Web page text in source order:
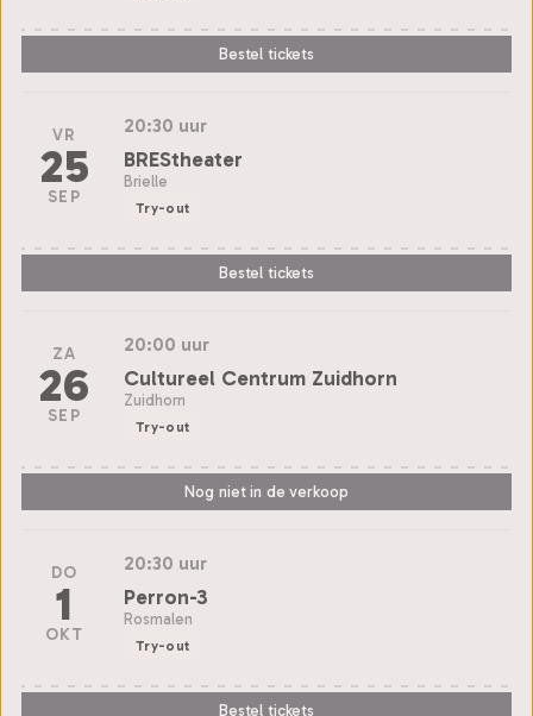
Bestel tickets
VR
25
SEP
20:30 uur
BREStheater
Brielle
Try-out
Bestel tickets
ZA
26
SEP
20:00 uur
Cultureel Centrum Zuidhorn
Zuidhorn
Try-out
Nog niet in de verkoop
DO
1
OKT
20:30 uur
Perron-3
Rosmalen
Try-out
Bestel tickets